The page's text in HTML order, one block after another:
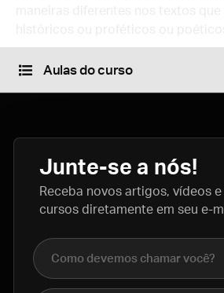
Aulas do curso
Junte-se a nós!
Receba novos artigos, vídeos
cursos diretamente em seu e-
Nome completo